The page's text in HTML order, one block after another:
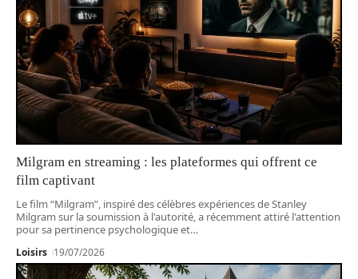
Milgram en streaming : les plateformes qui offrent ce
film captivant
Le film “Milgram”, inspiré des célèbres expériences de Stanley
Milgram sur la soumission à l'autorité, a récemment attiré l'attention
pour sa pertinence psychologique et…
Loisirs 19/07/2026